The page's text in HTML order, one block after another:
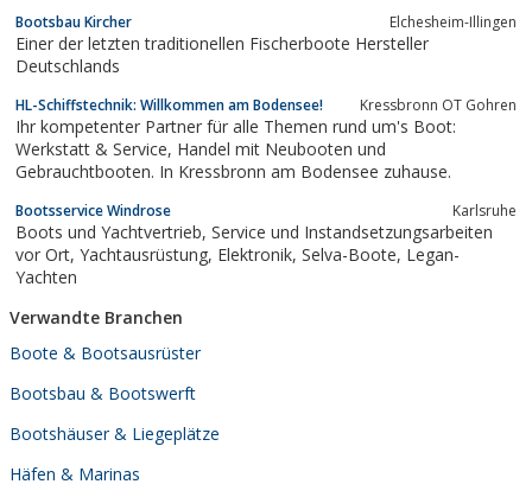
Bootsbau Kircher Elchesheim-Illingen
Einer der letzten traditionellen Fischerboote Hersteller
Deutschlands
HL-Schiffstechnik: Willkommen am Bodensee! Kressbronn OT Gohren
Ihr kompetenter Partner für alle Themen rund um's Boot:
Werkstatt & Service, Handel mit Neubooten und
Gebrauchtbooten. In Kressbronn am Bodensee zuhause.
Bootsservice Windrose Karlsruhe
Boots und Yachtvertrieb, Service und Instandsetzungsarbeiten
vor Ort, Yachtausrüstung, Elektronik, Selva-Boote, Legan-
Yachten
Verwandte Branchen
Boote & Bootsausrüster
Bootsbau & Bootswerft
Bootshäuser & Liegeplätze
Häfen & Marinas